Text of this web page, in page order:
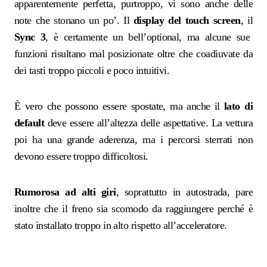
apparentemente perfetta, purtroppo, vi sono anche delle
note che stonano un po’. Ildisplay del touch screen, il
Sync 3, è certamente un bell’optional, ma alcune sue
funzioni risultano mal posizionate oltre che coadiuvate da
dei tasti troppo piccoli e poco intuitivi.
È vero che possono essere spostate, ma anche il lato di
defaultdeve essere all’altezza delle aspettative. La vettura
poi ha una grande aderenza, ma i percorsi sterrati non
devono essere troppo difficoltosi.
Rumorosa ad alti giri, soprattutto in autostrada, pare
inoltre che il freno sia scomodo da raggiungere perché è
stato installato troppo in alto rispetto all’acceleratore.